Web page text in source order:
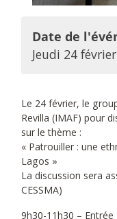
Date de
Jeudi 24
Le 24 février, le
Revilla (IMAF) pour
sur le thème :
« Patrouiller : une
Lagos »
La discussion sera
CESSMA)
9h30-11h30 –